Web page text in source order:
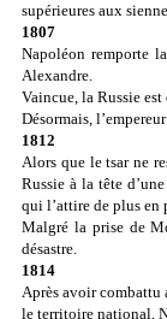
supérieures aux
1807
Napoléon remporte
Alexandre.
Vaincue, la Russie
Désormais,
1812
Alors que le tsar ne
Russie à la tête
qui l’attire de plus
Malgré la prise de
désastre.
1814
Après avoir combattu
le territoire national,